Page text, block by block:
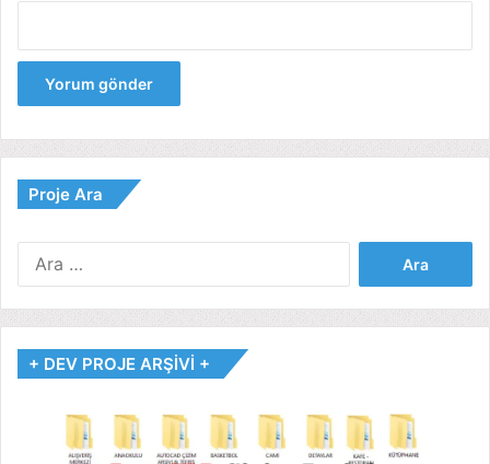
Proje Ara
+ DEV PROJE ARŞİVİ +